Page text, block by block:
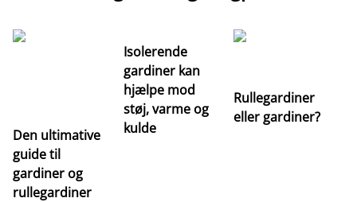
Den ultimative
guide til
gardiner og
rullegardiner
Isolerende
gardiner kan
hjælpe mod
støj, varme og
kulde
Rullegardiner
eller gardiner?